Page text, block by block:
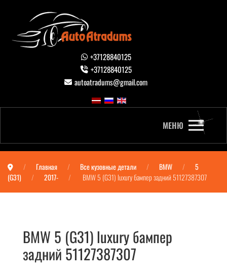
+37128840125
+37128840125
autoatradums@gmail.com
МЕНЮ
Главная Все кузовные детали BMW
5
(G31)
2017- BMW 5 (G31) luxury бампер задний 51127387307
BMW 5 (G31) luxury бампер
задний 51127387307